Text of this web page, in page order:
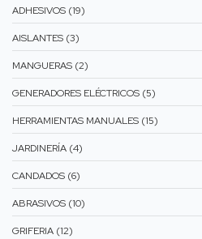
ADHESIVOS (19)
AISLANTES (3)
MANGUERAS (2)
GENERADORES ELÉCTRICOS (5)
HERRAMIENTAS MANUALES (15)
JARDINERÍA (4)
CANDADOS (6)
ABRASIVOS (10)
GRIFERIA (12)